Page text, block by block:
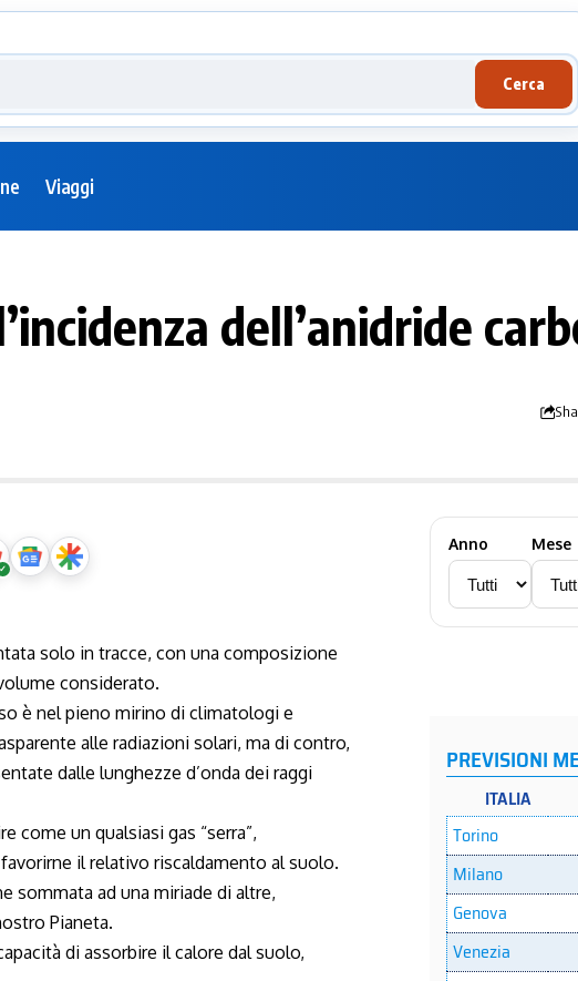
Cerca
Viaggi
dell’anidride
solo in tracce, con una composizione
considerato.
è nel pieno mirino di climatologi e
alle radiazioni solari, ma di contro,
dalle lunghezze d’onda dei raggi
come un qualsiasi gas “serra”,
il relativo riscaldamento al suolo.
sommata ad una miriade di altre,
Pianeta.
di assorbire il calore dal suolo,
Anno Mese